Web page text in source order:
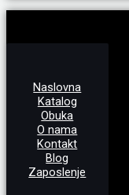
Naslovna
Katalog
Obuka
O nama
Kontakt
Blog
Zaposlenje